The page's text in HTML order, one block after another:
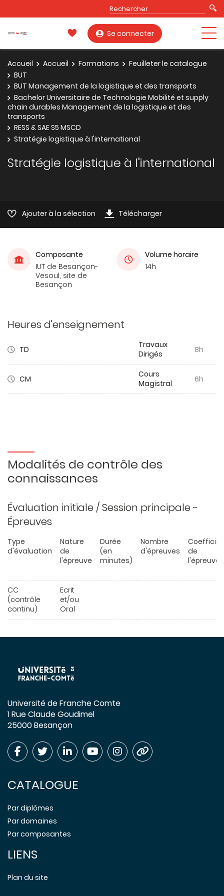
Se connecter
Accueil Accueil Formations
Feuilleter le catalogue
BUT
BUT Management de la logistique et des transports
Bachelor Universitaire de Technologie Mobilité et supply
chain durables Management de la logistique et des
transports
RESS & SAE S5 MSCD
Stratégie logistique à l'international
Stratégie logistique à l'international
Ajouter à la sélection Télécharger
Composante
IUT de Besançon-
Vesoul, site de
Besançon
Volume horaire
14h
Heures d'enseignement
TD
Travaux
Dirigés
8h
CM
Cours
Magistral
6h
Modalités de contrôle des
connaissances
Évaluation initiale / Session principale -
Épreuves
Type
d'évaluation
Nature
de
l'épreuve
Durée
(en
minutes)
Nombre
d'épreuves
de
l'épreuve
CC
(contrôle
continu)
Ecrit
et/ou
Oral
Université de Franche Comte
1 Rue Claude Goudimel
25000 Besançon
CATALOGUE
Par diplômes
Par domaines
Par composantes
LIENS
Plan du site